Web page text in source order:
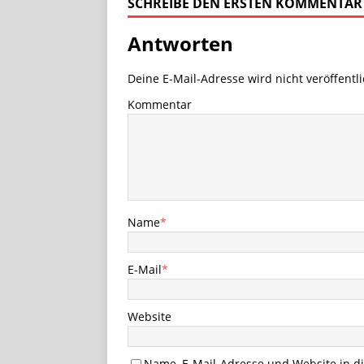
Antworten
Deine E-Mail-Adresse wird nicht
Kommentar
Name*
E-Mail*
Website